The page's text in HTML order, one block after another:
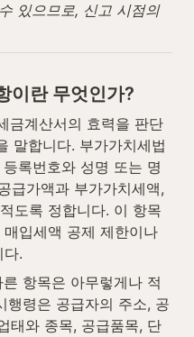
있으므로, 신고 시점의
이란 무엇인가?
금계산서의 효력을 판단
말합니다. 부가가치세법
록번호와 성명 또는 명
급가액과 부가가치세액,
도록 정합니다. 이 항목
입세액 공제 제한이나
다.
항목은 아무렇게나 적
행령은 공급자의 주소, 공
태와 종목, 공급품목, 단